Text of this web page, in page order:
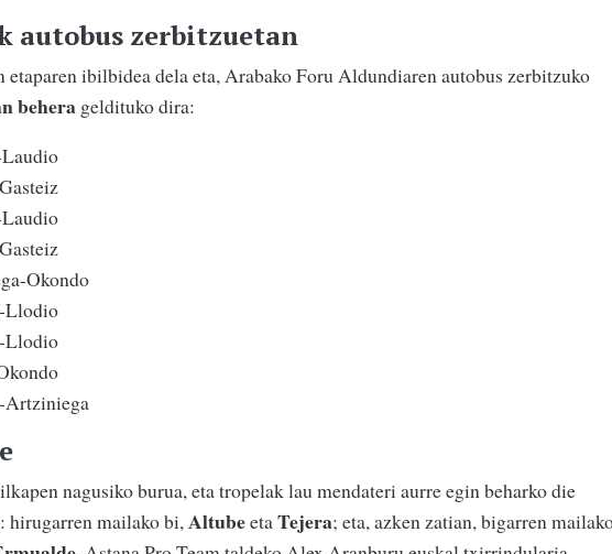
autobus zerbitzuetan
ibilbidea dela eta, Arabako Foru Aldundiaren autobus zerbitzuko
behera geldituko dira:
Okondo
Llodio
Llodio
Artziniega
nagusiko burua, eta tropelak lau mendateri aurre egin beharko die
hirugarren mailako bi,AltubeetaTejera; eta, azken zatian, bigarren